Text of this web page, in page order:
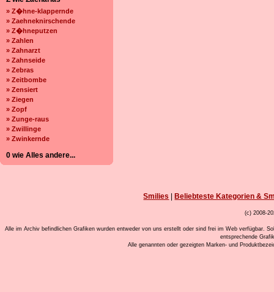
» Z�hne-klappernde
» Zaehneknirschende
» Z�hneputzen
» Zahlen
» Zahnarzt
» Zahnseide
» Zebras
» Zeitbombe
» Zensiert
» Ziegen
» Zopf
» Zunge-raus
» Zwillinge
» Zwinkernde
0 wie Alles andere...
Smilies Beliebteste Kategorien &
(c) 2008-
Alle im Archiv befindlichen Grafiken wurden entweder von uns erstellt oder sind frei im Web verfügbar.
entsprechende
Alle genannten oder gezeigten Marken- und